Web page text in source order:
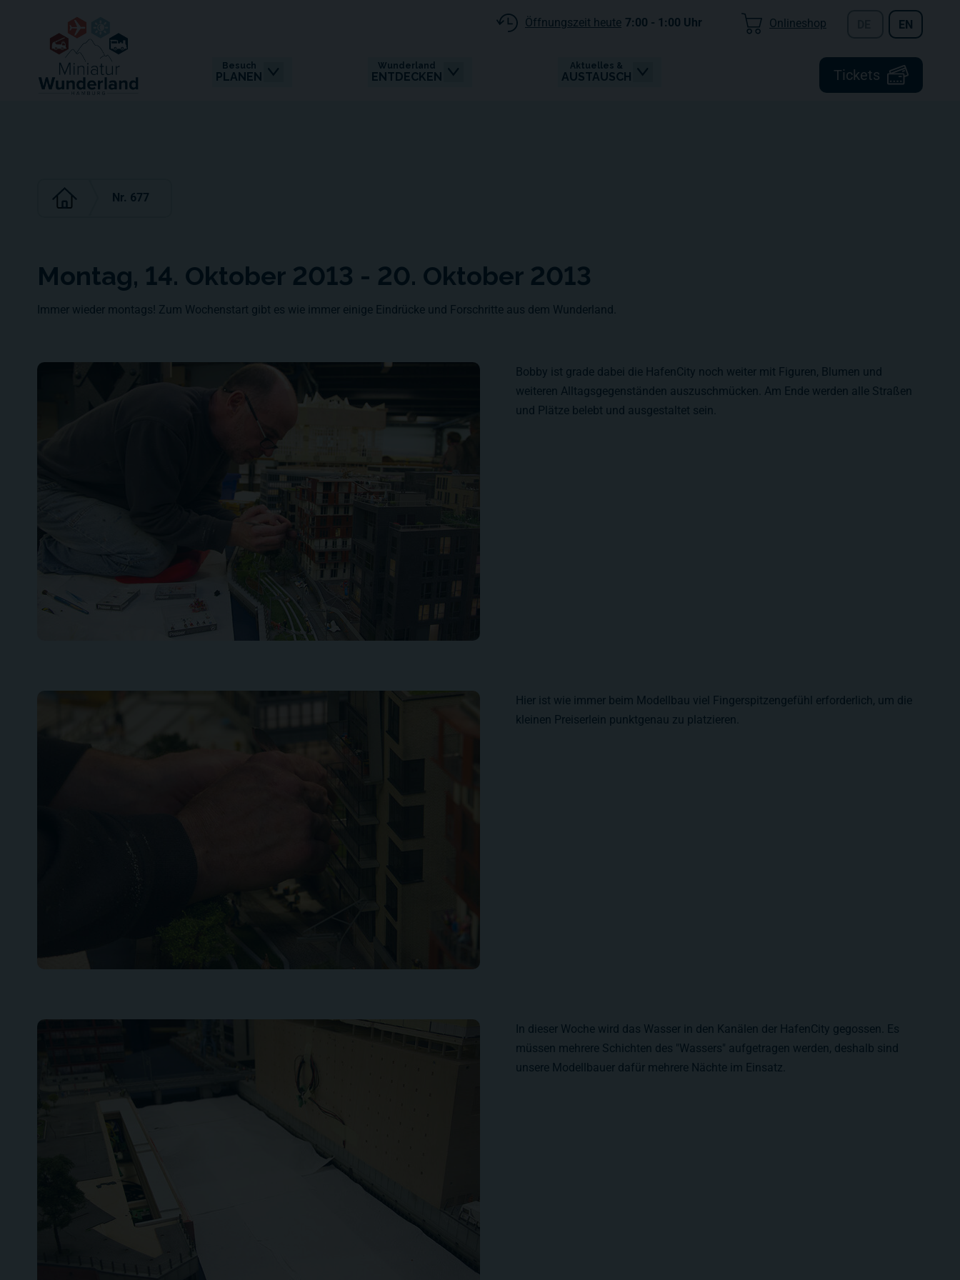
Tickets
Besuch
PLANEN
Wunderland
ENTDECKEN
Aktuelles &
AUSTAUSCH
Öffnungszeit heute 7:00 - 1:00 Uhr Onlineshop EN
Nr. 677
Montag, 14. Oktober 2013 - 20. Oktober 2013
Immer wieder montags! Zum Wochenstart gibt es wie immer einige Eindrücke und Forschritte aus dem Wunderland.
Bobby ist grade dabei die HafenCity noch weiter mit Figuren, Blumen und
weiteren Alltagsgegenständen auszuschmücken. Am Ende werden alle Straßen
und Plätze belebt und ausgestaltet sein.
Hier ist wie immer beim Modellbau viel Fingerspitzengefühl erforderlich, um die
kleinen Preiserlein punktgenau zu platzieren.
In dieser Woche wird das Wasser in den Kanälen der HafenCity gegossen. Es
müssen mehrere Schichten des "Wassers" aufgetragen werden, deshalb sind
unsere Modellbauer dafür mehrere Nächte im Einsatz.